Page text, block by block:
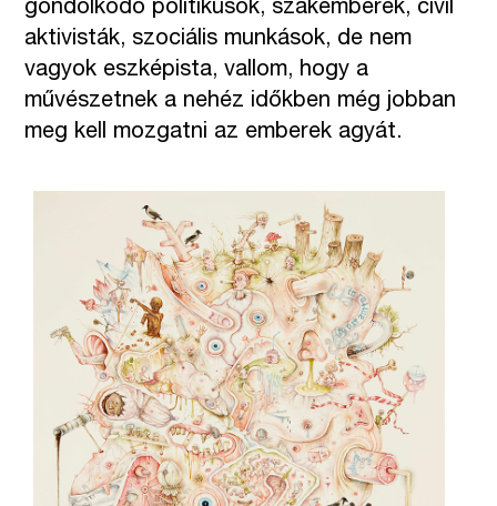
gondolkodó politikusok, szakemberek, civil
aktivisták, szociális munkások, de nem
vagyok eszképista, vallom, hogy a
művészetnek a nehéz időkben még jobban
meg kell mozgatni az emberek agyát.